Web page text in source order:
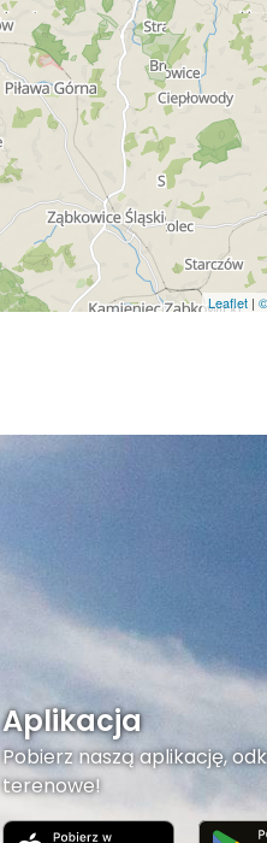
Leaflet |
Aplikacja
Pobierz naszą aplikację,
terenowe!